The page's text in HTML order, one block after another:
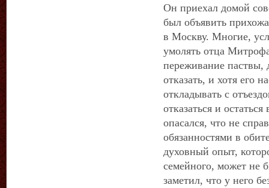
Он приехал домой
был объявить
в Москву. Многие,
умолять отца
переживание паствы,
отказать, и хотя его
откладывать с
отказаться и
опасался, что не
обязанностями в
духовный опыт,
семейного, может не
заметил, что у него